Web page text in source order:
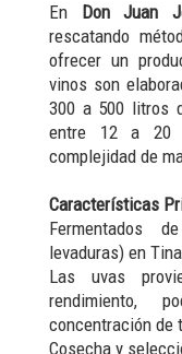
En Don Juan
rescatando
ofrecer un
vinos son
300 a 500 litros
entre 12 a 20
complejidad de
Características
Fermentados
levaduras) en
Las uvas
rendimiento,
concentración de
Cosecha y